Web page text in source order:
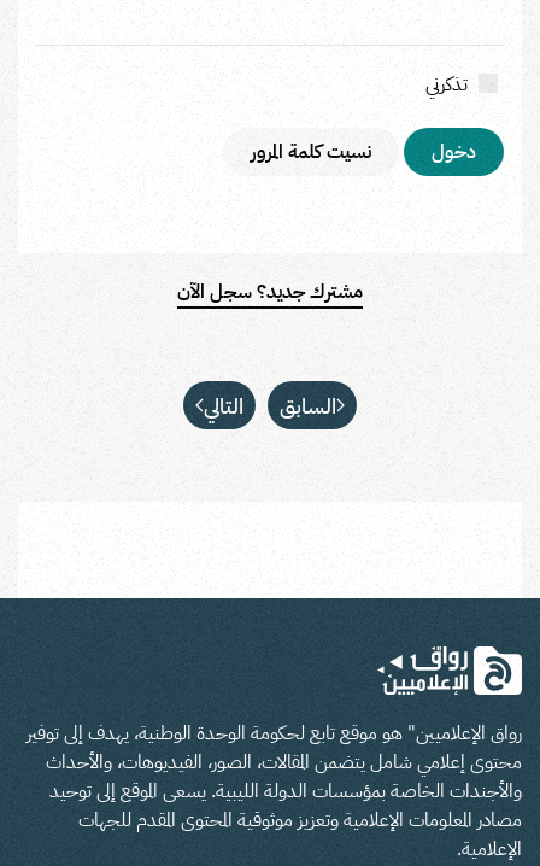
تذكرني
نسيت كلمة المرور
مشترك جديد؟ سجل الآن
السابق التالي
رواق الإعلاميين" هو موقع تابع لحكومة الوحدة الوطنية، يهدف إلى توفير
محتوى إعلامي شامل يتضمن المقالات، الصور، الفيديوهات، والأحداث
والأجندات الخاصة بمؤسسات الدولة الليبية. يسعى الموقع إلى توحيد
مصادر المعلومات الإعلامية وتعزيز موثوقية المحتوى المقدم للجهات
الإعلامية.